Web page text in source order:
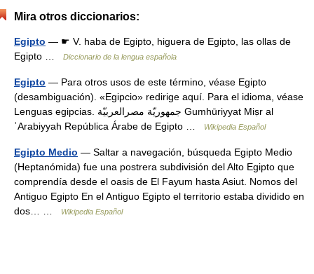
Mira otros diccionarios:
Egipto — ☛ V. haba de Egipto, higuera de Egipto, las ollas de
Egipto …
Diccionario de la lengua española
Egipto — Para otros usos de este término, véase Egipto
(desambiguación). «Egipcio» redirige aquí. Para el idioma, véase
Lenguas egipcias. جمهوريّة مصرالعربيّة Gumhūriyyat Miṣr al
ʿArabiyyah República Árabe de Egipto …
Wikipedia Español
Egipto Medio — Saltar a navegación, búsqueda Egipto Medio
(Heptanómida) fue una postrera subdivisión del Alto Egipto que
comprendía desde el oasis de El Fayum hasta Asiut. Nomos del
Antiguo Egipto En el Antiguo Egipto el territorio estaba dividido en
dos… …
Wikipedia Español